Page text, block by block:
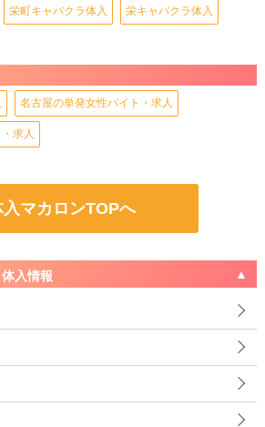
栄町キャバクラ体入 栄キャバクラ体入
名古屋の単発女性バイト・求人
求人
入マカロンTOPへ
入情報